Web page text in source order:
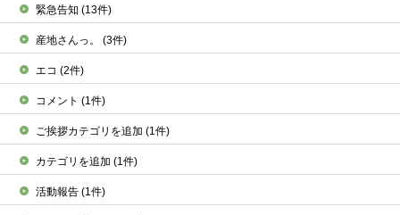
緊急告知(13件)
産地さんっ。(3件)
エコ(2件)
コメント(1件)
ご挨拶カテゴリを追加(1件)
カテゴリを追加(1件)
活動報告(1件)